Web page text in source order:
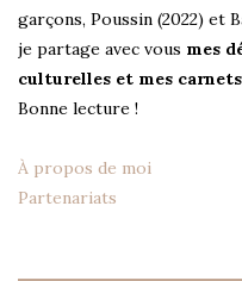
garçons, Poussin (2022) et
je partage avec vous mes
culturelles et mes
Bonne lecture !
À propos de moi
Partenariats